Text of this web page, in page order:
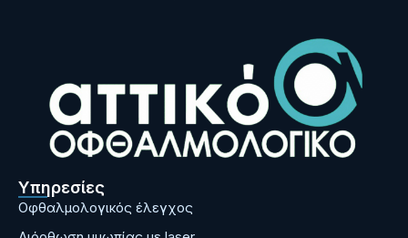
Υπηρεσίες
Οφθαλμολογικός έλεγχος